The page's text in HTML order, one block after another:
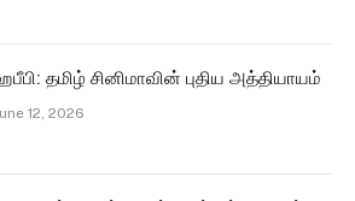
தமிழ் சினிமாவின் புதிய அத்தியாயம்
12, 2026